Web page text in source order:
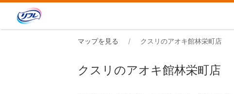
マップを見る クスリのアオキ館林栄町店
クスリのアオキ館林栄町店